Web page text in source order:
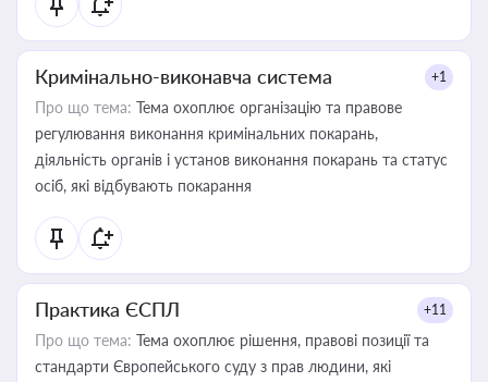
Кримінально-виконавча система +1
Про що тема: Тема охоплює організацію та правове
регулювання виконання кримінальних покарань,
діяльність органів і установ виконання покарань та статус
осіб, які відбувають покарання
Практика ЄСПЛ +11
Про що тема: Тема охоплює рішення, правові позиції та
стандарти Європейського суду з прав людини, які